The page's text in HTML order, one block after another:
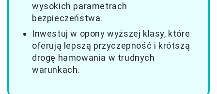
wysokich parametrach
bezpieczeństwa.
Inwestuj w opony wyższej klasy, które
oferują lepszą przyczepność i krótszą
drogę hamowania w trudnych
warunkach.